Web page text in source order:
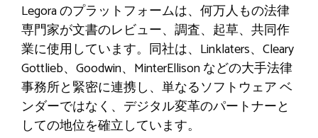
Legora のプラットフォームは、何万人もの法律
専門家が文書のレビュー、調査、起草、共同作
業に使用しています。同社は、Linklaters、Cleary
Gottlieb、Goodwin、MinterEllison などの大手法律
事務所と緊密に連携し、単なるソフトウェア ベ
ンダーではなく、デジタル変革のパートナーと
しての地位を確立しています。